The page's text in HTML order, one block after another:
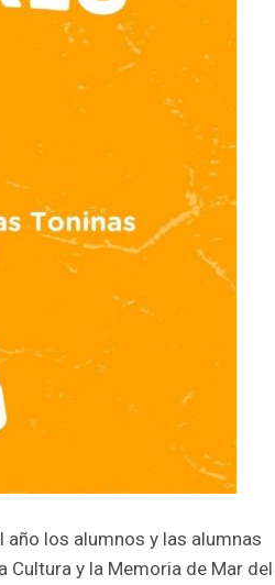
año los alumnos y las alumnas
Cultura y la Memoria de Mar del